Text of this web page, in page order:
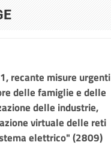
recante misure urgenti
delle famiglie e delle
delle industrie,
virtuale delle reti
elettrico" (2809)